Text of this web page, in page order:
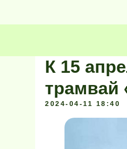
К 15
трамвай
2024-04-11 18:40